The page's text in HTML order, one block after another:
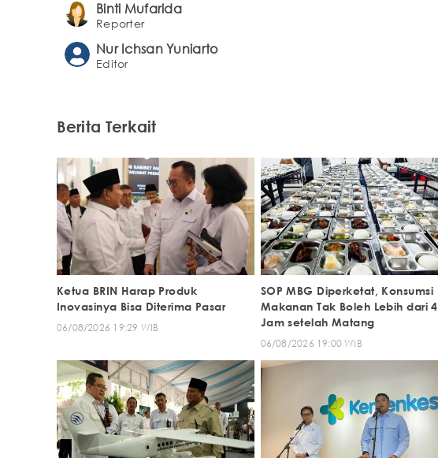
Binti Mufarida
Reporter
Nur Ichsan Yuniarto
Editor
Berita Terkait
Ketua BRIN Harap Produk
Inovasinya Bisa Diterima Pasar
06/08/2026 19:29 WIB
SOP MBG Diperketat, Konsumsi
Makanan Tak Boleh Lebih dari 4
Jam setelah Matang
06/08/2026 19:00 WIB